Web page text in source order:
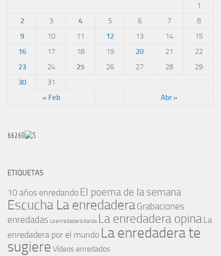
« Feb Abr »
1
2
3 4 5 6 7
8
9
10 11 12 13 14
15
16
17 18 19 20 21
22
23
24 25 26 27 28
29
30
31
ETIQUETAS
10 años enredando El poema de la semana
Escucha La enredaderaGrabaciones
enredadas La enredadera danza La enredadera opinaLa
enredadera por el mundo La enredadera te
sugiere Vídeos enredados